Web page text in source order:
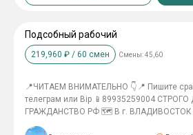
об отсутствии судимости!
Подсобный рабочий
219,960 ₽ / 60 смен Смены:45,60
📍ЧИТАЕМ ВНИМАТЕЛЬНО 👇📍 Пишите
телеграм или Bip 📱89935259004 СТРОГО
ГРАЖДАНСТВО РФ 🗺 В г. ВЛАДИВОСТОК Строительство жилых
домов ________________ В А Х Т А 45/15, 60/30 ________________